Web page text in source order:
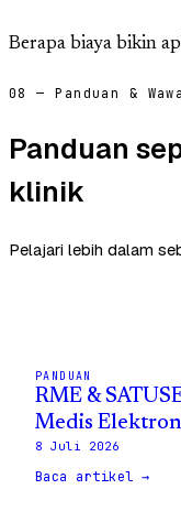
Berapa biaya bikin
08 — Panduan &
Panduan
klinik
Pelajari lebih dalam
PANDUAN
RME &
Medis
8 Juli 2026
Baca artikel →